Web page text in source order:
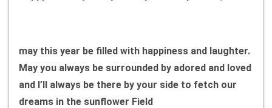
may this year be filled with happiness and laughter.
May you always be surrounded by adored and loved
and I’ll always be there by your side to fetch our
dreams in the sunflower Field